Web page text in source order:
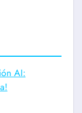
AI: